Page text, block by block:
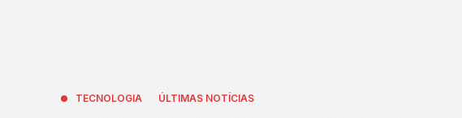
TECNOLOGIA ÚLTIMAS NOTÍCIAS